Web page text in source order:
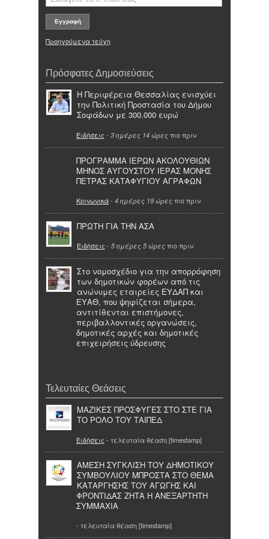
Προηγούμενα τεύχη
Πρόσφατες Δημοσιεύσεις
Η Περιφέρεια Θεσσαλίας ενισχύει
την Πολιτική Προστασία του Δήμου
Σοφάδων με 300.000 ευρώ
Ειδήσεις - 3 ημέρες 14 ώρες πιο πριν
ΠΡΟΓΡΑΜΜΑ ΙΕΡΩΝ ΑΚΟΛΟΥΘΙΩΝ
ΜΗΝΟΣ ΑΥΓΟΥΣΤΟΥ ΙΕΡΑΣ ΜΟΝΗΣ
ΠΕΤΡΑΣ ΚΑΤΑΦΥΓΙΟΥ ΑΓΡΑΦΩΝ
Κοινωνικά- 4 ημέρες 19 ώρες πιο πριν
ΠΡΩΤΗ ΓΙΑ ΤΗΝ ΑΣΑ
Ειδήσεις - 5 ημέρες 5 ώρες πιο πριν
Στο νομοσχέδιο για την απορρόφηση
των δημοτικών φορέων από τις
ανώνυμες εταιρείες ΕΥΔΑΠ και
ΕΥΑΘ, που ψηφίζεται σήμερα,
αντιτίθενται επιστήμονες,
περιβαλλοντικές οργανώσεις,
δημοτικές αρχές και δημοτικές
επιχειρήσεις ύδρευσης
Τελευταίες Θεάσεις
ΜΑΖΙΚΕΣ ΠΡΟΣΦΥΓΕΣ ΣΤΟ ΣΤΕ ΓΙΑ
ΤΟ ΡΟΛΟ ΤΟΥ ΤΑΙΠΕΔ
Ειδήσεις - τελευταία θέαση [timestamp]
ΑΜΕΣΗ ΣΥΓΚΛΙΣΗ ΤΟΥ ΔΗΜΟΤΙΚΟΥ
ΣΥΜΒΟΥΛΙΟΥ ΜΠΡΟΣΤΑ ΣΤΟ ΘΕΜΑ
ΚΑΤΑΡΓΗΣΗΣ ΤΟΥ ΑΓΩΓΗΣ ΚΑΙ
ΦΡΟΝΤΙΔΑΣ ΖΗΤΑ Η ΑΝΕΞΑΡΤΗΤΗ
ΣΥΜΜΑΧΙΑ
- τελευταία θέαση [timestamp]